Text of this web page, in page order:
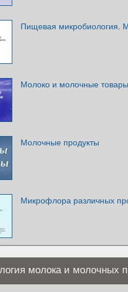
Пищевая микробиология.
Молоко и молочные товары
Молочные продукты
Микрофлора различных
молока и молочных